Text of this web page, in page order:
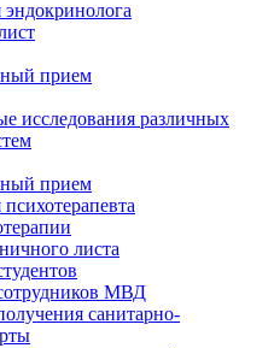
эндокринолога
прием
исследования различных
прием
листа
МВД
санитарно-